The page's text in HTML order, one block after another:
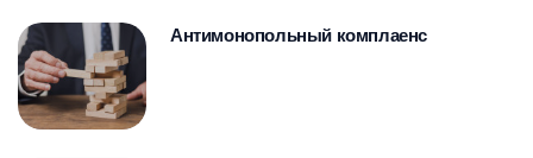
Антимонопольный комплаенс